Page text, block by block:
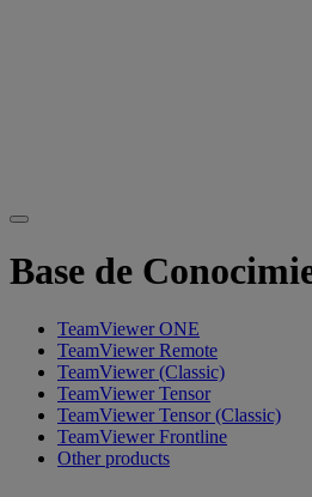
Base de
TeamViewer ONE
TeamViewer Remote
TeamViewer (Classic)
TeamViewer Tensor
TeamViewer Tensor (Classic)
TeamViewer Frontline
Other products